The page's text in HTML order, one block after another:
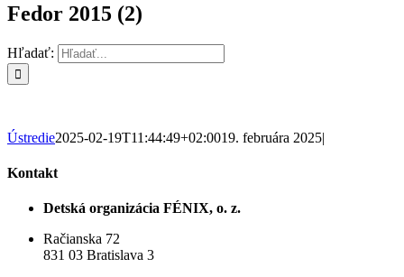
Fedor 2015 (2)
Hľadať:
Ústredie2025-02-19T11:44:49+02:0019. februára 2025|
Kontakt
Detská organizácia FÉNIX, o. z.
Račianska 72
831 03 Bratislava 3